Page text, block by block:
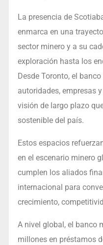
La presencia de
enmarca en una
sector minero y a su
exploración hasta los
Desde Toronto, el
autoridades, empresas
visión de largo plazo
sostenible del país.
Estos espacios
en el escenario minero
cumplen los aliados
internacional para
crecimiento,
A nivel global, el banco
millones en préstamos